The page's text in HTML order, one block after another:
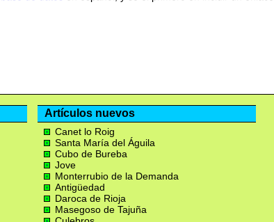
Artículos nuevos
Canet lo Roig
Santa María del Águila
Cubo de Bureba
Jove
Monterrubio de la Demanda
Antigüedad
Daroca de Rioja
Masegoso de Tajuña